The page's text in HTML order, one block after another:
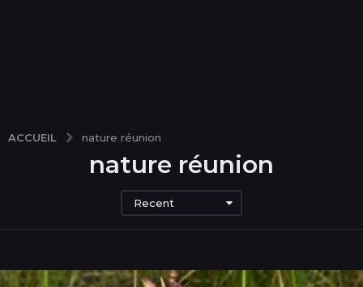
ACCUEIL nature réunion
nature réunion
Recent